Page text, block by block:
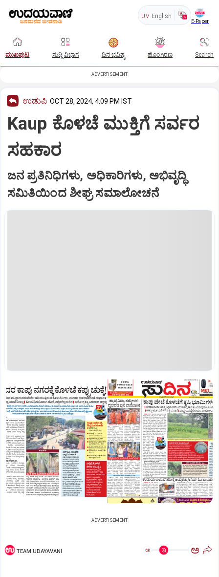
UV English
E-Paper
ಮುಖಪುಟ ಸುದ್ದಿ ವಿಭಾಗ ದಿನ ಭವಿಷ್ಯ ಹೊಂಗಿರಣ Search
ADVERTISEMENT
ಉಡುಪಿ OCT 28, 2024, 4:09 PM IST
Kaup ಕೊಳಚೆ ಮುಕ್ತಿಗೆ ಸರ್ವರ
ಸಹಕಾರ
ಜನ ಪ್ರತಿನಿಧಿಗಳು, ಅಧಿಕಾರಿಗಳು, ಅಭಿವೃದ್ಧಿ
ಸಮಿತಿಯಿಂದ ಶೀಘ್ರ ಸಮಾಲೋಚನೆ
ADVERTISEMENT
TEAM UDAYAVANI ಅ ಅ